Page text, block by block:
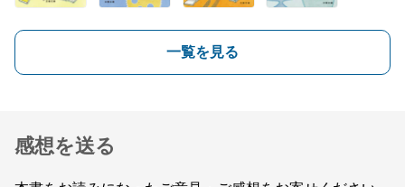
一覧を見る
感想を送る